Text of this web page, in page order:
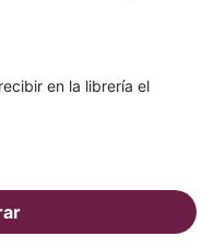
en la librería el